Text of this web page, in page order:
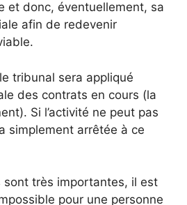
et donc, éventuellement, sa
afin de redevenir
tribunal sera appliqué
des contrats en cours (la
Si l’activité ne peut pas
simplement arrêtée à ce
sont très importantes, il est
pour une personne